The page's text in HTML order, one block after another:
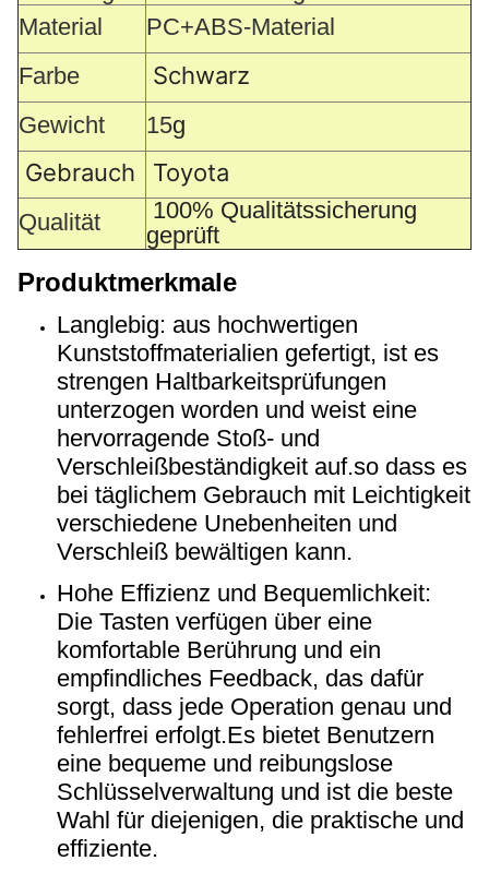
Material
PC+ABS-Material
Farbe
Schwarz
Gewicht 15g
Gebrauch Toyota
Qualität
100% Qualitätssicherung
geprüft
Produktmerkmale
Langlebig: aus hochwertigen
Kunststoffmaterialien gefertigt, ist es
strengen Haltbarkeitsprüfungen
unterzogen worden und weist eine
hervorragende Stoß- und
Verschleißbeständigkeit auf.so dass es
bei täglichem Gebrauch mit Leichtigkeit
verschiedene Unebenheiten und
Verschleiß bewältigen kann.
Hohe Effizienz und Bequemlichkeit:
Die Tasten verfügen über eine
komfortable Berührung und ein
empfindliches Feedback, das dafür
sorgt, dass jede Operation genau und
fehlerfrei erfolgt.Es bietet Benutzern
eine bequeme und reibungslose
Schlüsselverwaltung und ist die beste
Wahl für diejenigen, die praktische und
effiziente.